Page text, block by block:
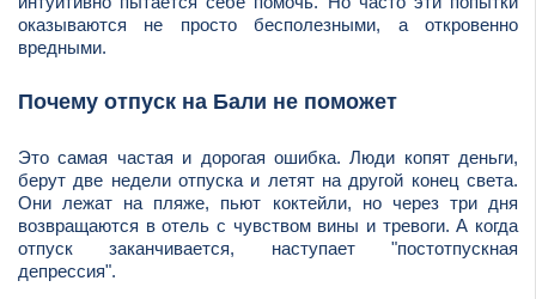
оказываются не просто бесполезными, а откровенно
вредными.
Почему отпуск на Бали не поможет
Это самая частая и дорогая ошибка. Люди копят деньги,
берут две недели отпуска и летят на другой конец света.
Они лежат на пляже, пьют коктейли, но через три дня
возвращаются в отель с чувством вины и тревоги. А когда
отпуск заканчивается, наступает "постотпускная
депрессия".